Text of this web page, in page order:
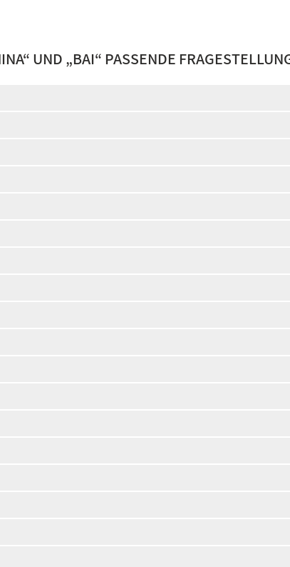
“ UND „BAI“ PASSENDE